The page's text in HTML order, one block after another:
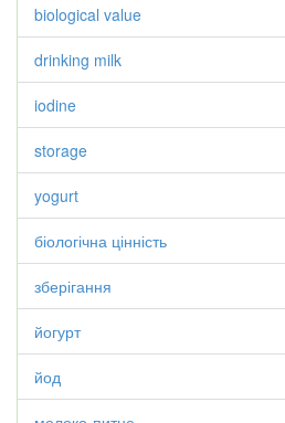
biological value
drinking milk
iodine
storage
yogurt
біологічна цінність
зберігання
йогурт
йод